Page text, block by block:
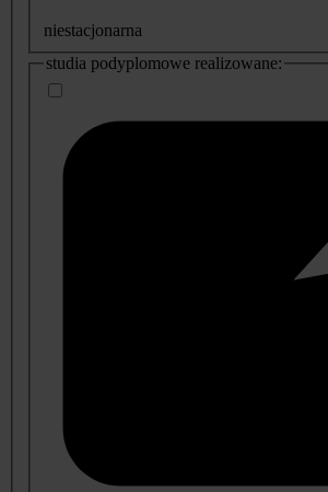
niestacjonarna
studia podyplomowe realizowane: